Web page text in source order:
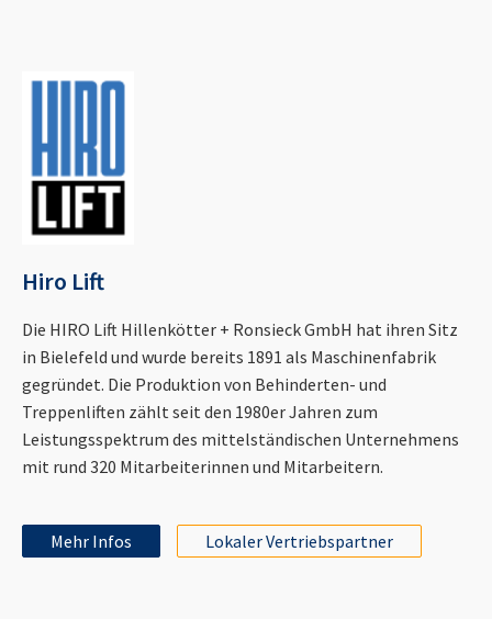
Hiro Lift
Die HIRO Lift Hillenkötter + Ronsieck GmbH hat ihren Sitz
in Bielefeld und wurde bereits 1891 als Maschinenfabrik
gegründet. Die Produktion von Behinderten- und
Treppenliften zählt seit den 1980er Jahren zum
Leistungsspektrum des mittelständischen Unternehmens
mit rund 320 Mitarbeiterinnen und Mitarbeitern.
Mehr Infos Lokaler Vertriebspartner